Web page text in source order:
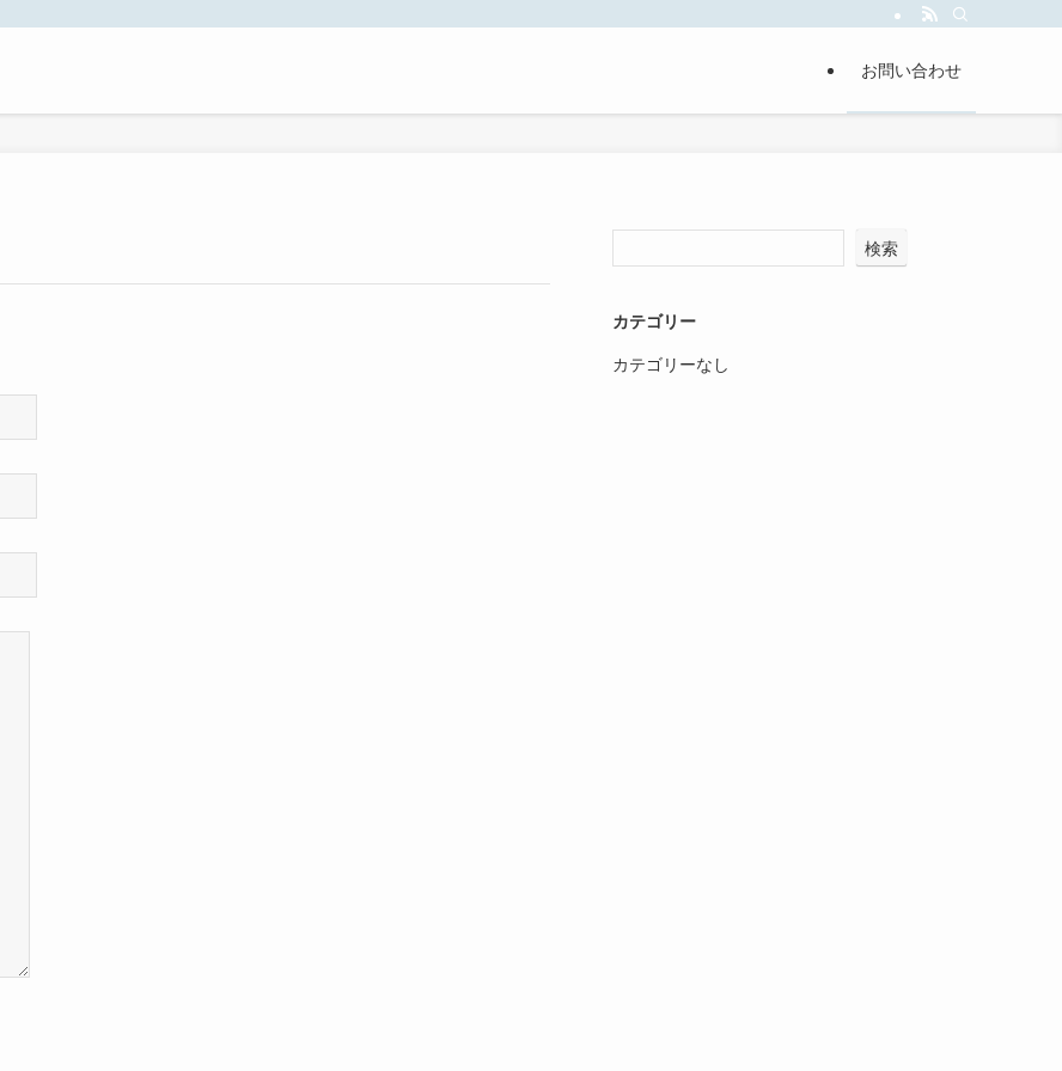
お問い合わせ
検索
カテゴリー
カテゴリーなし